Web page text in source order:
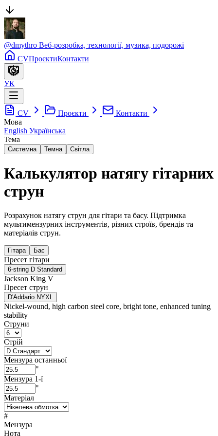
@dmythro Веб-розробка, технології, музика, подорожі
CVПроєктиКонтакти
УК
CV Проєкти
Контакти
Мова
English Українська
Тема
Системна Темна Світла
Калькулятор натягу гітарних
струн
Розрахунок натягу струн для гітари та басу. Підтримка
мультимензурних інструментів, різних строїв, брендів та
матеріалів струн.
Гітара Бас
Пресет гітари
6-string D Standard
Jackson King V
Пресет струн
D'Addario NYXL
Nickel-wound, high carbon steel core, bright tone, enhanced tuning
stability
Струни
Стрій
Мензура останньої
"
Мензура 1-ї
"
Матеріал
#
Мензура
Нота